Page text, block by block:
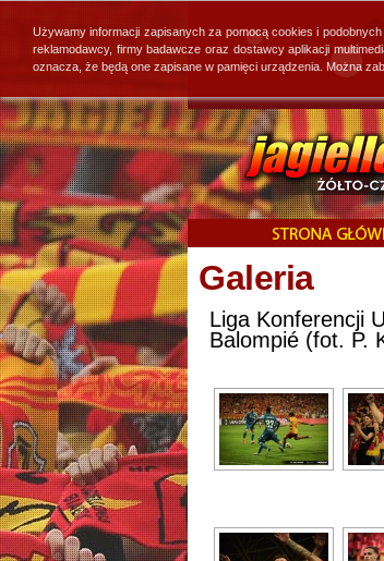
Galeria
Liga Konferencji
Balompié (fot. P.
Używamy informacji zapisanych za pomocą cookies i
reklamodawcy, firmy badawcze oraz dostawcy aplikacji
oznacza, że będą one zapisane w pamięci urządzenia. Można